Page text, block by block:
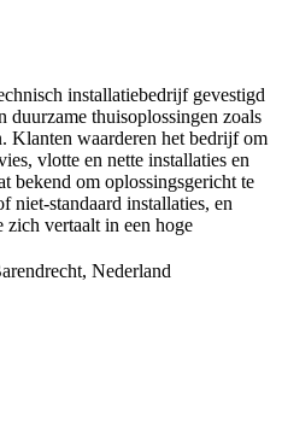
installatiebedrijf gevestigd
duurzame thuisoplossingen zoals
Klanten waarderen het bedrijf om
vlotte en nette installaties en
bekend om oplossingsgericht te
niet-standaard installaties, en
zich vertaalt in een hoge
Nederland